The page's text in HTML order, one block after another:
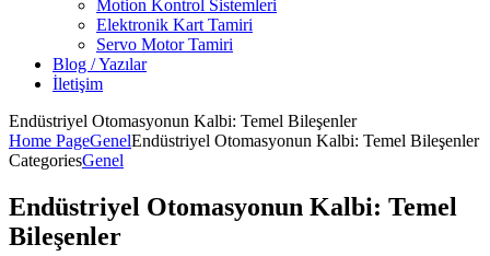
Motion Kontrol Sistemleri
Elektronik Kart Tamiri
Servo Motor Tamiri
Blog / Yazılar
İletişim
Endüstriyel Otomasyonun Kalbi: Temel Bileşenler
Home PageGenelEndüstriyel Otomasyonun Kalbi: Temel Bileşenler
CategoriesGenel
Endüstriyel Otomasyonun Kalbi: Temel
Bileşenler